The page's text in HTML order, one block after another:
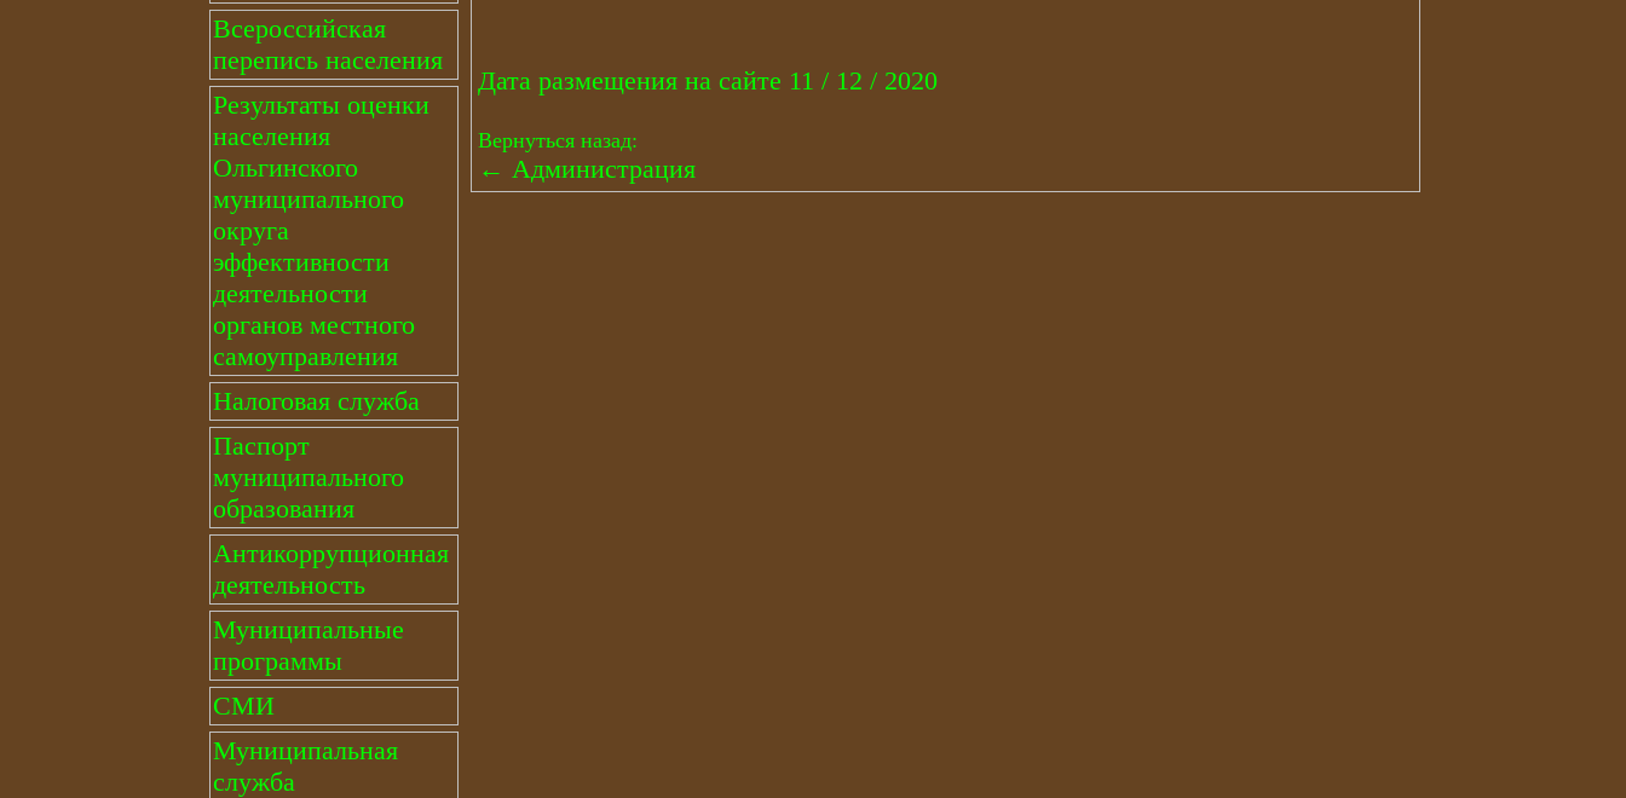
Всероссийская
перепись населения
Результаты оценки
населения
Ольгинского
муниципального
округа
эффективности
деятельности
органов местного
самоуправления
Налоговая служба
Паспорт
муниципального
образования
Антикоррупционная
деятельность
Муниципальные
программы
СМИ
Муниципальная
служба
Дата размещения на сайте 11 / 12 / 2020
Вернуться назад:
← Администрация